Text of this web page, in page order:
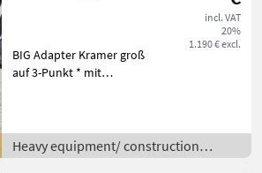
incl. VAT
20%
1.190 € excl.
BIG Adapter Kramer groß
auf 3-Punkt * mit
Anhängekupplung *
Eigengewicht ca. 190 kg *
Heavy equipment/ construction
machines /